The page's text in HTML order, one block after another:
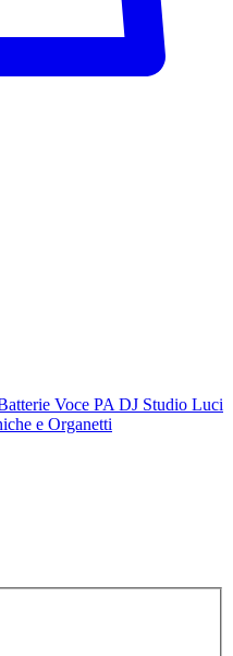
Voce PA DJ Studio Luci
e Organetti